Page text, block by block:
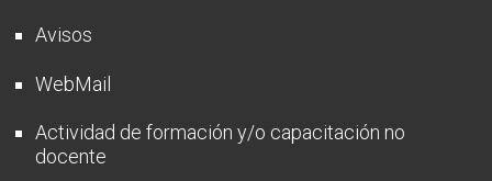
Avisos
WebMail
Actividad de formación y/o capacitación no
docente